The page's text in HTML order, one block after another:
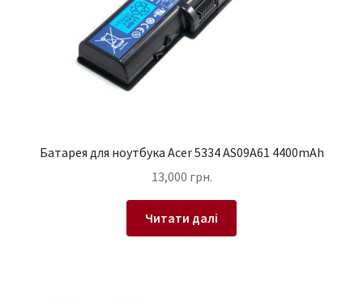
Батарея для ноутбука Acer 5334 AS09A61 4400mAh
13,000 грн.
Читати далі